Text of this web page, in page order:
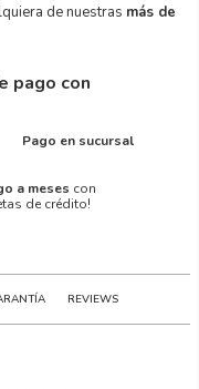
de nuestras más de
pago con
Pago en sucursal
a meses con
de crédito!
REVIEWS